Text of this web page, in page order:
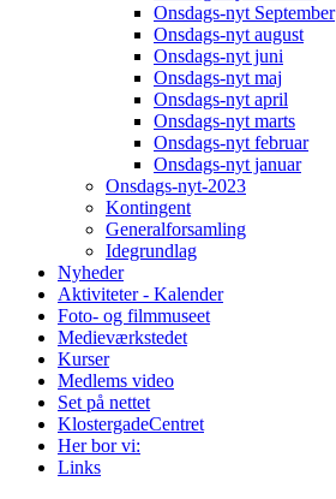
Onsdags-nyt September
Onsdags-nyt august
Onsdags-nyt juni
Onsdags-nyt maj
Onsdags-nyt april
Onsdags-nyt marts
Onsdags-nyt februar
Onsdags-nyt januar
Onsdags-nyt-2023
Kontingent
Generalforsamling
Idegrundlag
Nyheder
Aktiviteter - Kalender
Foto- og filmmuseet
Medieværkstedet
Kurser
Medlems video
Set på nettet
KlostergadeCentret
Her bor vi:
Links